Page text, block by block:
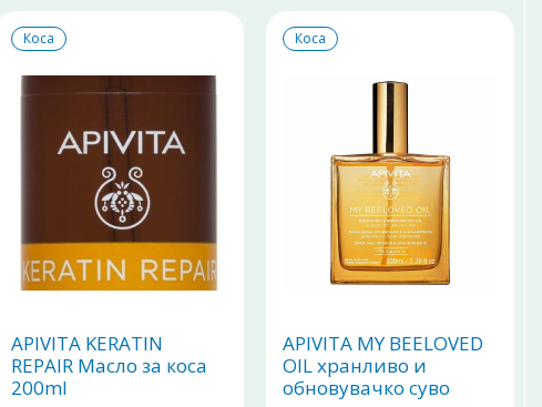
Коса
APIVITA KERATIN
REPAIR Масло за коса
200ml
Коса
APIVITA MY BEELOVED
OIL хранливо и
обновувачко суво